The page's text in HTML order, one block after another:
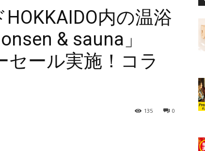
内の温浴
& sauna」
セール実施！コラ
0
135